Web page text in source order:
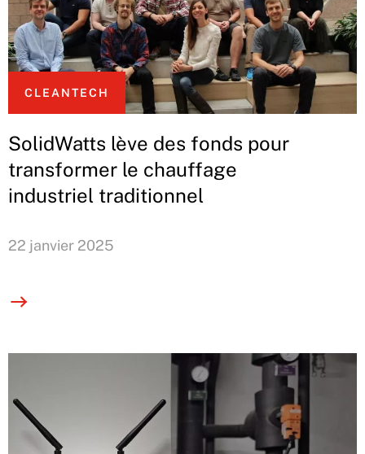
CLEANTECH
SolidWatts lève des fonds pour
transformer le chauffage
industriel traditionnel
22 janvier 2025